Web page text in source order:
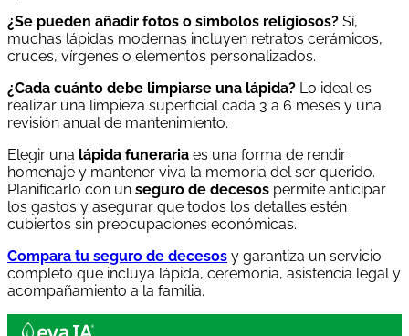
¿Se pueden añadir fotos o símbolos religiosos? Sí,
muchas lápidas modernas incluyen retratos cerámicos,
cruces, vírgenes o elementos personalizados.
¿Cada cuánto debe limpiarse una lápida? Lo ideal es
realizar una limpieza superficial cada 3 a 6 meses y una
revisión anual de mantenimiento.
Elegir una lápida funeraria es una forma de rendir
homenaje y mantener viva la memoria del ser querido.
Planificarlo con un seguro de decesos permite anticipar
los gastos y asegurar que todos los detalles estén
cubiertos sin preocupaciones económicas.
Compara tu seguro de decesos y garantiza un servicio
completo que incluya lápida, ceremonia, asistencia legal y
acompañamiento a la familia.